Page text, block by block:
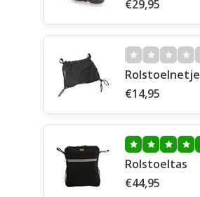
€29,95
Rolstoelnetje
€14,95
Rolstoeltas
€44,95